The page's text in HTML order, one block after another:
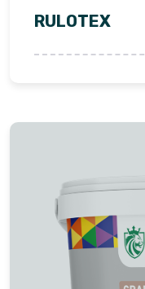
RULOTEX